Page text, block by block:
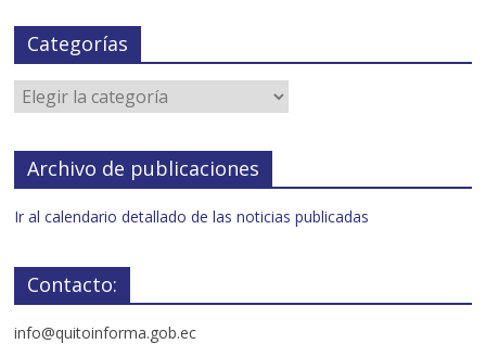
Categorías
Archivo de publicaciones
Ir al calendario detallado de las noticias publicadas
Contacto:
info@quitoinforma.gob.ec